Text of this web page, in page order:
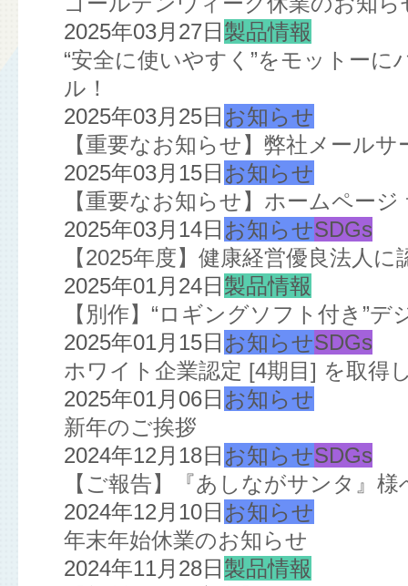
2025年03月27日 製品情報
“安全に使いやすく”をモットー
ル！
2025年03月25日 お知らせ
【重要なお知らせ】弊社メール
2025年03月15日 お知らせ
【重要なお知らせ】ホームペー
2025年03月14日 お知らせSDGs
【2025年度】健康経営優良法人
2025年01月24日 製品情報
【別作】“ロギングソフト付き”
2025年01月15日 お知らせSDGs
ホワイト企業認定 [4期目] を取得
2025年01月06日 お知らせ
新年のご挨拶
2024年12月18日 お知らせSDGs
【ご報告】『あしながサンタ』
2024年12月10日 お知らせ
年末年始休業のお知らせ
2024年11月28日 製品情報